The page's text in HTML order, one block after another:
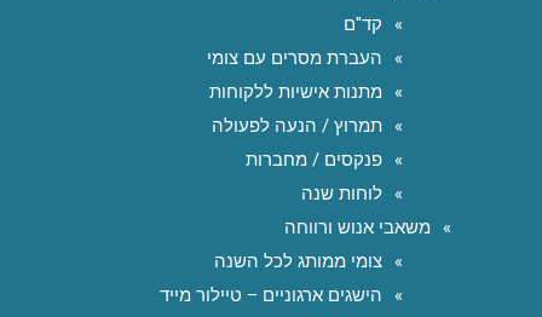
קד"ם
העברת מסרים עם צומי
מתנות אישיות ללקוחות
תמרוץ / הנעה לפעולה
פנקסים / מחברות
לוחות שנה
משאבי אנוש ורווחה
צומי ממותג לכל השנה
הישגים ארגוניים – טיילור מייד